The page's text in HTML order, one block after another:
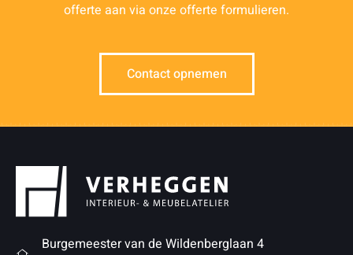
offerte aan via onze offerte formulieren.
Contact opnemen
Burgemeester van de Wildenberglaan 4